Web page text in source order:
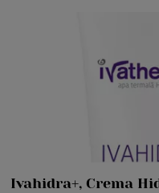
Ivahidra+, Crema